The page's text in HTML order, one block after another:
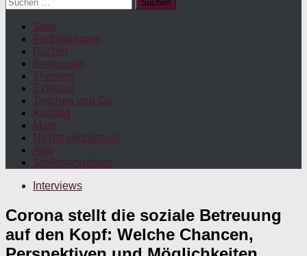
nach:
Start
Fortbildungen
Bücher
Betreuung
Themen
Exklusiv
Taschen und Co.
Kontakt
Maw
Nichts verpassen!
App
Stellenangebote
Interviews
Corona stellt die soziale Betreuung
auf den Kopf: Welche Chancen,